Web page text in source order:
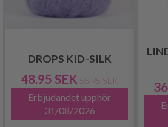
DROPS KID-SILK
48.95 SEK 55.95 SEK
Erbjudandet upphör
31/08/2026